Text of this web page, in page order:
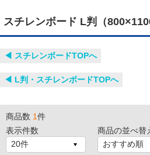
スチレンボード L判（
◀︎ スチレンボードTOPへ
◀︎ L判・スチレンボードTOPへ
商品数 1件
表示件数
商品の並べ替